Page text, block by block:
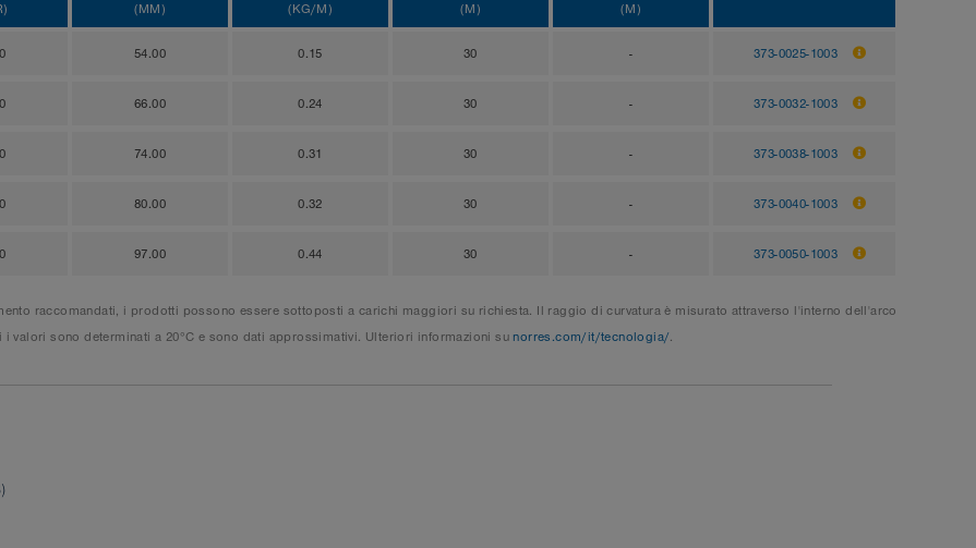
(MM) (KG/M) (M) (M)
54.00 0.15 30 - 373-0025-1003
66.00 0.24 30 - 373-0032-1003
74.00 0.31 30 - 373-0038-1003
80.00 0.32 30 - 373-0040-1003
97.00 0.44 30 - 373-0050-1003
raccomandati, i prodotti possono essere sottoposti a carichi maggiori su richiesta. Il raggio di curvatura è misurato attraverso l'interno dell'arco
sono determinati a 20°C e sono dati approssimativi. Ulteriori informazioni su norres.com/it/tecnologia/.